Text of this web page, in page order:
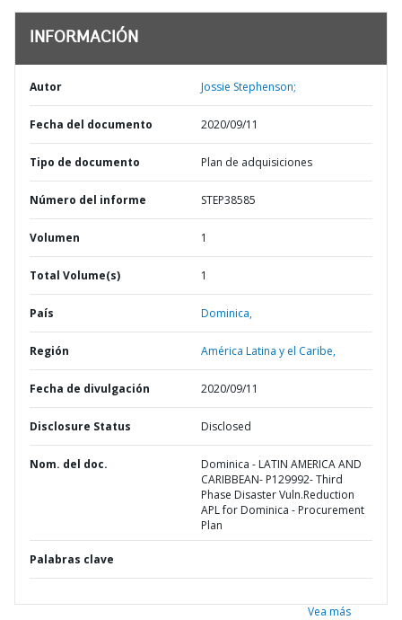
INFORMACIÓN
Autor Jossie Stephenson;
Fecha del documento 2020/09/11
Tipo de documento Plan de adquisiciones
Número del informe STEP38585
Volumen 1
Total Volume(s) 1
País Dominica,
Región América Latina y el Caribe,
Fecha de divulgación 2020/09/11
Disclosure Status Disclosed
Nom. del doc.
Dominica - LATIN AMERICA AND
CARIBBEAN- P129992- Third
Phase Disaster Vuln.Reduction
APL for Dominica - Procurement
Plan
Palabras clave
Vea más